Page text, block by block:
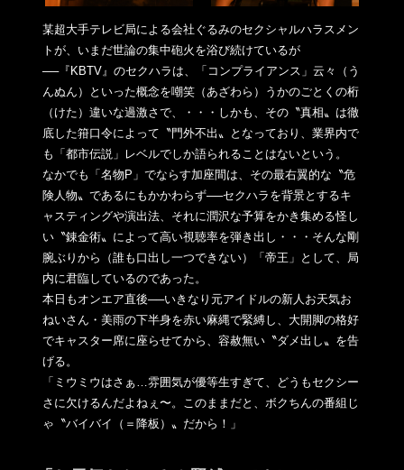
某超大手テレビ局による会社ぐるみのセクシャルハラスメン
トが、 いまだ世論の集中砲火を浴び続けているが
──『KBTV』のセクハラは、「コンプライアンス」云々（う
んぬん）といった概念を嘲笑（あざわら）うかのごとくの桁
（けた）違いな過激さで、・・・ しかも、その〝真相〟は徹
底した箝口令によって〝門外不出〟
となっており、業界内で
も「都市伝説」 レベルでしか語られることはないという。
なかでも「名物P」でならす加座間は、その最右翼的な〝危
険人物〟であるにもかかわらず──セクハラを背景とするキ
ャスティングや演出法、それに潤沢な予算をかき集める怪し
い〝錬金術〟によって高い視聴率を弾き出し・・・そんな剛
腕ぶりから（誰も口出し一つできない）「帝王」として、局
内に君臨しているのであった。
本日もオンエア直後──いきなり元アイドルの新人お天気お
ねいさ ん・美雨の下半身を赤い麻縄で緊縛し、大開脚の格好
でキャスター席に座らせてから、容赦無い〝ダメ出し〟を告
げる。
「ミウミウはさぁ…雰囲気が優等生すぎて、どうもセクシー
さに欠けるんだよねぇ〜。このままだと、ボクちんの番組じ
ゃ〝バイバイ（＝降板）〟だから！」